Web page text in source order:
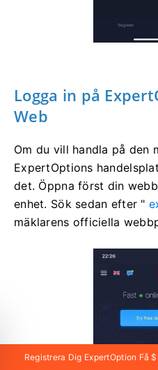
Logga in på
Web
Om du vill handla på den
ExpertOptions
det. Öppna först din
enhet. Sök sedan efter "
mäklarens officiella
Registrera Dig ExpertOption Få